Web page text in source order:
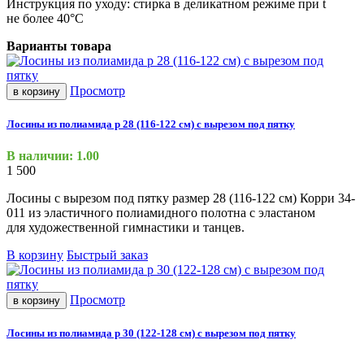
Инструкция по уходу: стирка в деликатном режиме при t
не более 40°С
Варианты товара
в корзину Просмотр
Лосины из полиамида р 28 (116-122 см) с вырезом под пятку
В наличии: 1.00
1 500
Лосины с вырезом под пятку размер 28 (116-122 см) Корри 34-
011 из эластичного полиамидного полотна с эластаном
для художественной гимнастики и танцев.
В корзину Быстрый заказ
в корзину Просмотр
Лосины из полиамида р 30 (122-128 см) с вырезом под пятку